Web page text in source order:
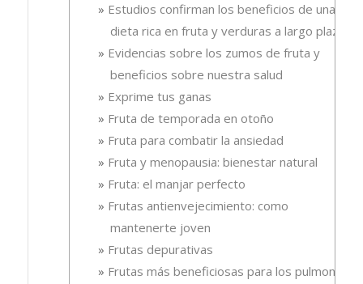
Estudios confirman los beneficios de una
dieta rica en fruta y verduras a largo plazo
Evidencias sobre los zumos de fruta y
beneficios sobre nuestra salud
Exprime tus ganas
Fruta de temporada en otoño
Fruta para combatir la ansiedad
Fruta y menopausia: bienestar natural
Fruta: el manjar perfecto
Frutas antienvejecimiento: como
mantenerte joven
Frutas depurativas
Frutas más beneficiosas para los pulmones